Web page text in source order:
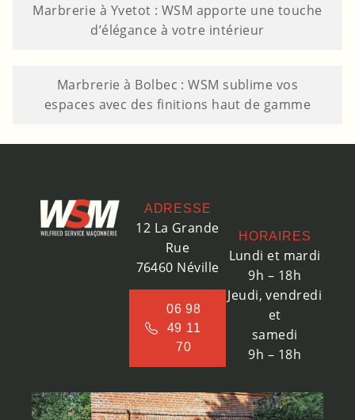
Marbrerie à Yvetot : WSM apporte une touche
d’élégance à votre intérieur
Marbrerie à Bolbec : WSM sublime vos
espaces avec des finitions haut de gamme
ADRESSE
12 La Grande
Rue
76460 Néville
06 98
49 11
70
HORAIRES
Lundi et mardi
9h – 18h
Jeudi, vendredi
et
samedi
9h – 18h